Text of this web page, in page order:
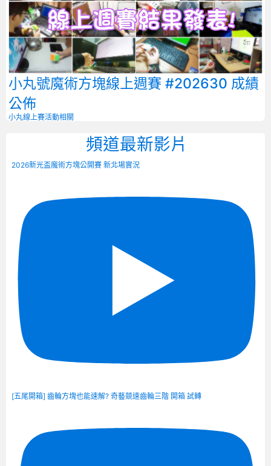
小丸號魔術方塊線上週賽 #202630 成績
公佈
小丸線上賽活動相關
頻道最新影片
2026新光盃魔術方塊公開賽 新北場實況
[五尾開箱] 齒輪方塊也能速解? 奇藝競速齒輪三階 開箱 試轉